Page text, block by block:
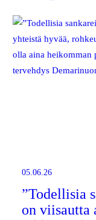
05.06.26
”Todellisia
on viisautta